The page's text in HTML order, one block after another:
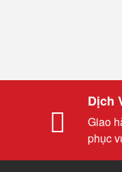
Dịch
Giao
phục